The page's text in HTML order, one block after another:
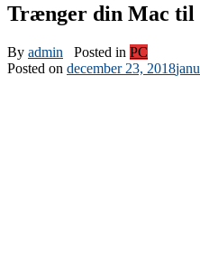
Trænger din Mac til
By admin Posted in PC
Posted on december 23, 2018